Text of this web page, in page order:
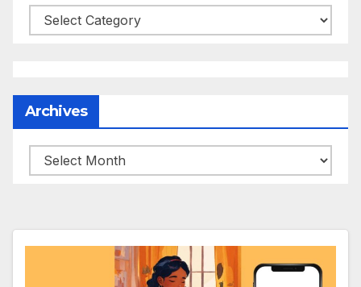
Categories
Archives
Archives